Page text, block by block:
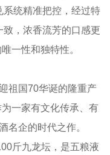
统精准把控，经过特
，浓香流芳的口感更
一性和独特性。
国70华诞的隆重产
一家有文化传承、有
名企的时代之作。
斤九龙坛，是五粮液